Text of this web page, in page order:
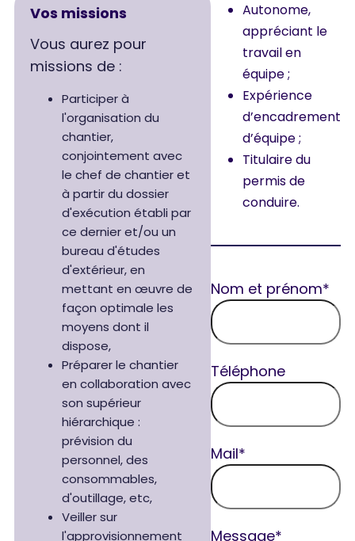
Vos missions
Vous aurez pour
missions de :
Participer à
l'organisation du
chantier,
conjointement avec
le chef de chantier et
à partir du dossier
d'exécution établi par
ce dernier et/ou un
bureau d'études
d'extérieur, en
mettant en œuvre de
façon optimale les
moyens dont il
dispose,
Préparer le chantier
en collaboration avec
son supérieur
hiérarchique :
prévision du
personnel, des
consommables,
d'outillage, etc,
Veiller sur
l'approvisionnement
Autonome,
appréciant le
travail en
équipe ;
Expérience
d’encadrement
d’équipe ;
Titulaire du
permis de
conduire.
Nom et prénom*
Téléphone
Mail*
Message*